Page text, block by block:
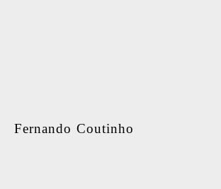
Fernando Coutinho